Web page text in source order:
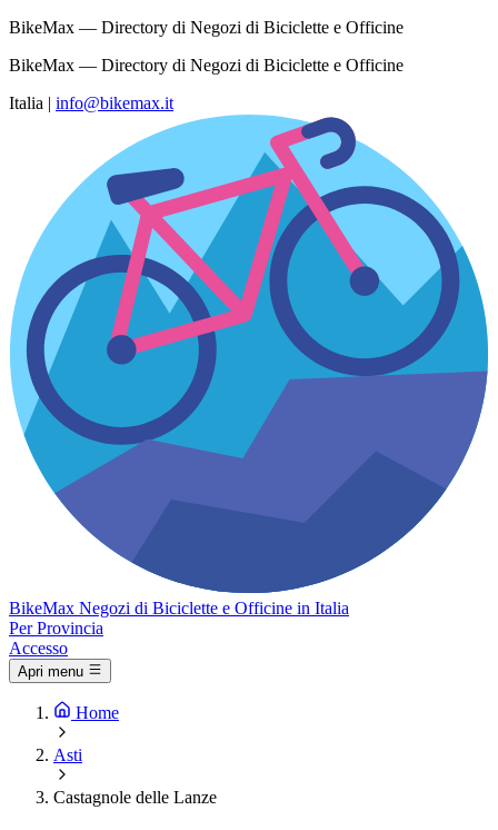
BikeMax — Directory di Negozi di Biciclette e Officine
BikeMax — Directory di Negozi di Biciclette e Officine
Italia | info@bikemax.it
BikeMax Negozi di Biciclette e Officine in Italia
Per Provincia
Accesso
Apri menu
Home
Asti
Castagnole delle Lanze